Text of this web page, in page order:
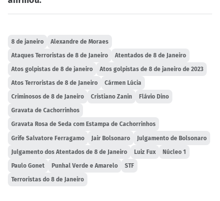
8 de janeiro Alexandre de Moraes
Ataques Terroristas de 8 de Janeiro Atentados de 8 de Janeiro
Atos golpistas de 8 de janeiro Atos golpistas de 8 de janeiro de 2023
Atos Terroristas de 8 de Janeiro Cármen Lúcia
Criminosos de 8 de Janeiro Cristiano Zanin Flávio Dino
Gravata de Cachorrinhos
Gravata Rosa de Seda com Estampa de Cachorrinhos
Grife Salvatore Ferragamo Jair Bolsonaro Julgamento de Bolsonaro
Julgamento dos Atentados de 8 de Janeiro Luiz Fux Núcleo 1
Paulo Gonet Punhal Verde e Amarelo STF
Terroristas do 8 de Janeiro